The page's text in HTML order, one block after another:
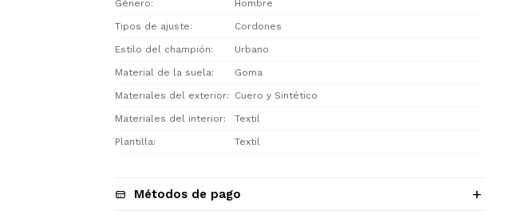
Género Hombre
Tipos de ajuste Cordones
Estilo del champión Urbano
Material de la suela Goma
Materiales del exterior Cuero y Sintético
Materiales del interior Textil
Plantilla Textil
Métodos de pago